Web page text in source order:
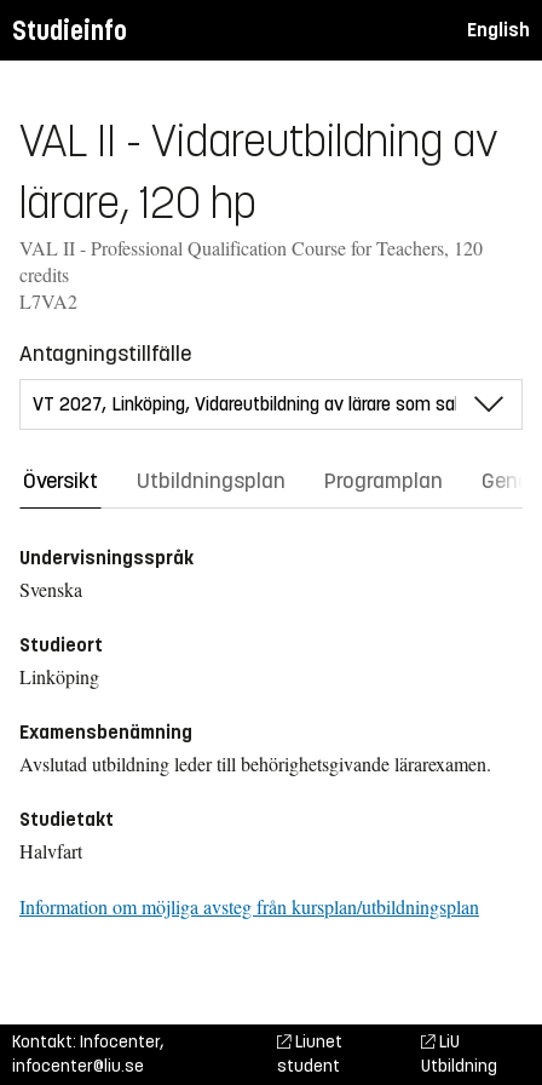
Studieinfo English
VAL II - Vidareutbildning av
lärare, 120 hp
VAL II - Professional Qualification Course for Teachers, 120
credits
L7VA2
Antagningstillfälle
Översikt Utbildningsplan Programplan
Undervisningsspråk
Svenska
Studieort
Linköping
Examensbenämning
Avslutad utbildning leder till behörighetsgivande lärarexamen.
Studietakt
Halvfart
Information om möjliga avsteg från kursplan/utbildningsplan
Kontakt: Infocenter,
infocenter@liu.se
Liunet
student
LiU
Utbildning